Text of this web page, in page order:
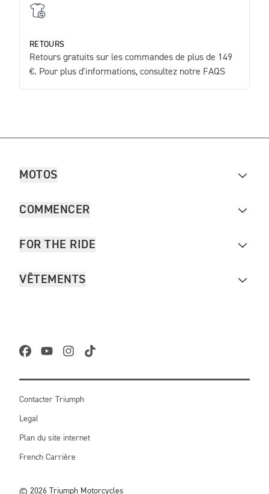
RETOURS
Retours gratuits sur les commandes de plus de 149
€. Pour plus d'informations, consultez notre FAQS
MOTOS
COMMENCER
FOR THE RIDE
VÊTEMENTS
Contacter Triumph
Legal
Plan du site internet
French Carrière
© 2026 Triumph Motorcycles